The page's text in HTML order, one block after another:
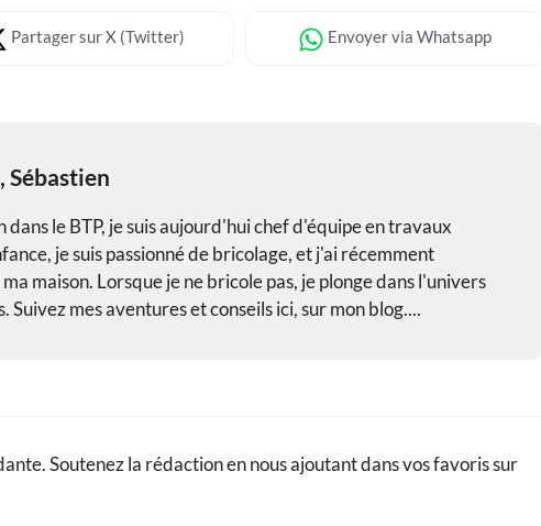
Partagersur X (Twitter) Envoyervia Whatsapp
Sébastien
le BTP, je suis aujourd'hui chef d'équipe en travaux
je suis passionné de bricolage, et j'ai récemment
maison. Lorsque je ne bricole pas, je plonge dans l'univers
Suivez mes aventures et conseils ici, sur mon blog....
Soutenez la rédaction en nous ajoutant dans vos favoris sur